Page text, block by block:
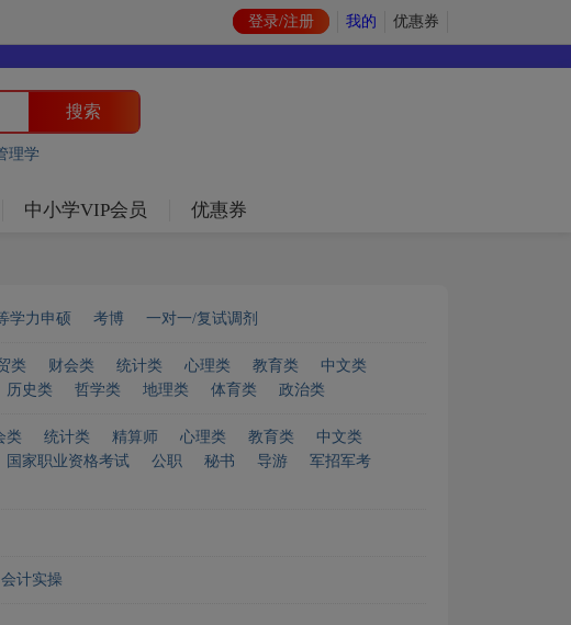
登录/注册 我的 优惠券
理学
中小学VIP会员 优惠券
学力申硕 考博 一对一/复试调剂
类 财会类 统计类 心理类 教育类
中文类
历史类 哲学类 地理类 体育类 政治类
类 统计类 精算师 心理类 教育类
中文类
国家职业资格考试 公职 秘书 导游
军招军考
会计实操